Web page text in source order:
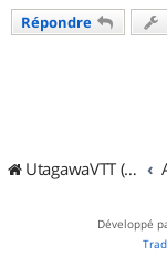
Répondre
UtagawaVTT (Randos VTT et VTTAE avec traces GPS)
Développé